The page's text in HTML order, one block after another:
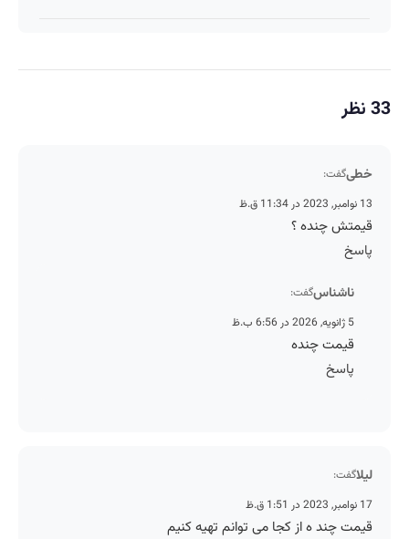
33 نظر
خطیگفت:
13 نوامبر, 2023 در 11:34 ق.ظ
قیمتش چنده ؟
پاسخ
ناشناسگفت:
5 ژانویه, 2026 در 6:56 ب.ظ
قیمت چنده
پاسخ
لیلاگفت:
17 نوامبر, 2023 در 1:51 ق.ظ
قیمت چند ه از کجا می توانم تهیه کنیم